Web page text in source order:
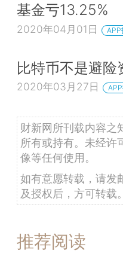
基金亏13.25%
2020年04月01日 APP
比特币不是避险
2020年03月27日
财新网所刊载内容之
所有或持有。未经许
像等任何使用。
如有意愿转载，请发
及授权后，方可转载。
推荐阅读